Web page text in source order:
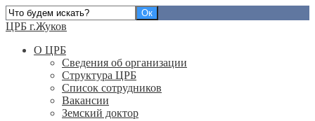
ЦРБ г.Жуков
О ЦРБ
Сведения об организации
Структура ЦРБ
Список сотрудников
Вакансии
Земский доктор